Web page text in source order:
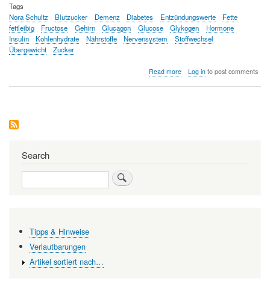
Tags
Nora Schultz
Blutzucker Demenz Diabetes Entzündungswerte
Fette
fettleibig
Fructose Gehirn Glucagon Glucose Glykogen
Hormone
Insulin
Kohlenhydrate Nährstoffe Nervensystem
Stoffwechsel
Übergewicht
Zucker
Read moreabout
Log into post comments
Search
Search
Tipps & Hinweise
Verlautbarungen
Artikel sortiert nach…